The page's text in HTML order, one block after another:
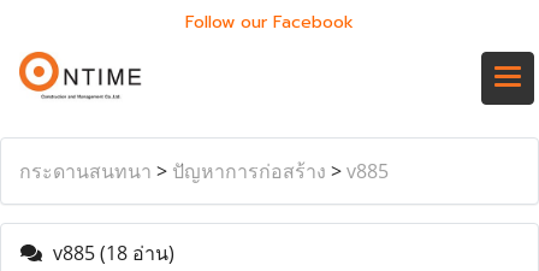
Follow our Facebook
กระดานสนทนา > ปัญหาการก่อสร้าง >v885
v885(18 อ่าน)